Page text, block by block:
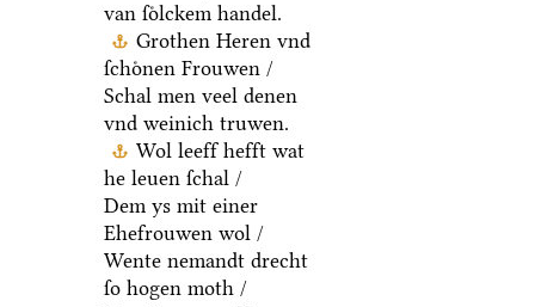
van ſoͤlckem handel.
Grothen Heren vnd
ſchoͤnen Frouwen /
Schal men veel denen
vnd weinich truwen.
Wol leeff hefft wat
he leuen ſchal /
Dem ys mit einer
Ehefrouwen wol /
Wente nemandt drecht
ſo hogen moth /